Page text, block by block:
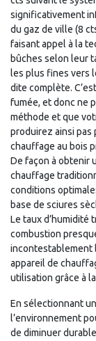
significativement
du gaz de ville (8
faisant appel à la
bûches selon leur
les plus fines vers
dite complète.
fumée, et donc ne
méthode et que
produirez ainsi pas
chauffage au bois
De façon à obtenir
chauffage
conditions
base de sciures
Le taux d’humidité
combustion
incontestablement
appareil de
utilisation grâce à
En sélectionnant
l’environnement
de diminuer